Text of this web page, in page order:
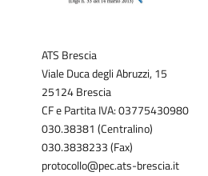
ATS Brescia
Viale Duca degli Abruzzi, 15
25124 Brescia
CF e Partita IVA: 03775430980
030.38381 (Centralino)
030.3838233 (Fax)
protocollo@pec.ats-brescia.it